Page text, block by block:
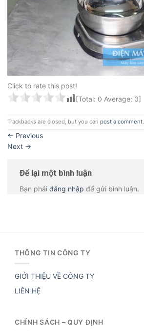
Click to rate this post!
[Total: 0 Average: 0]
Trackbacks are closed, but you can post a comment.
← Previous
Next →
Để lại một bình luận
Bạn phải đăng nhập để gửi bình luận.
THÔNG TIN CÔNG TY
GIỚI THIỆU VỀ CÔNG TY
LIÊN HỆ
CHÍNH SÁCH – QUY ĐỊNH